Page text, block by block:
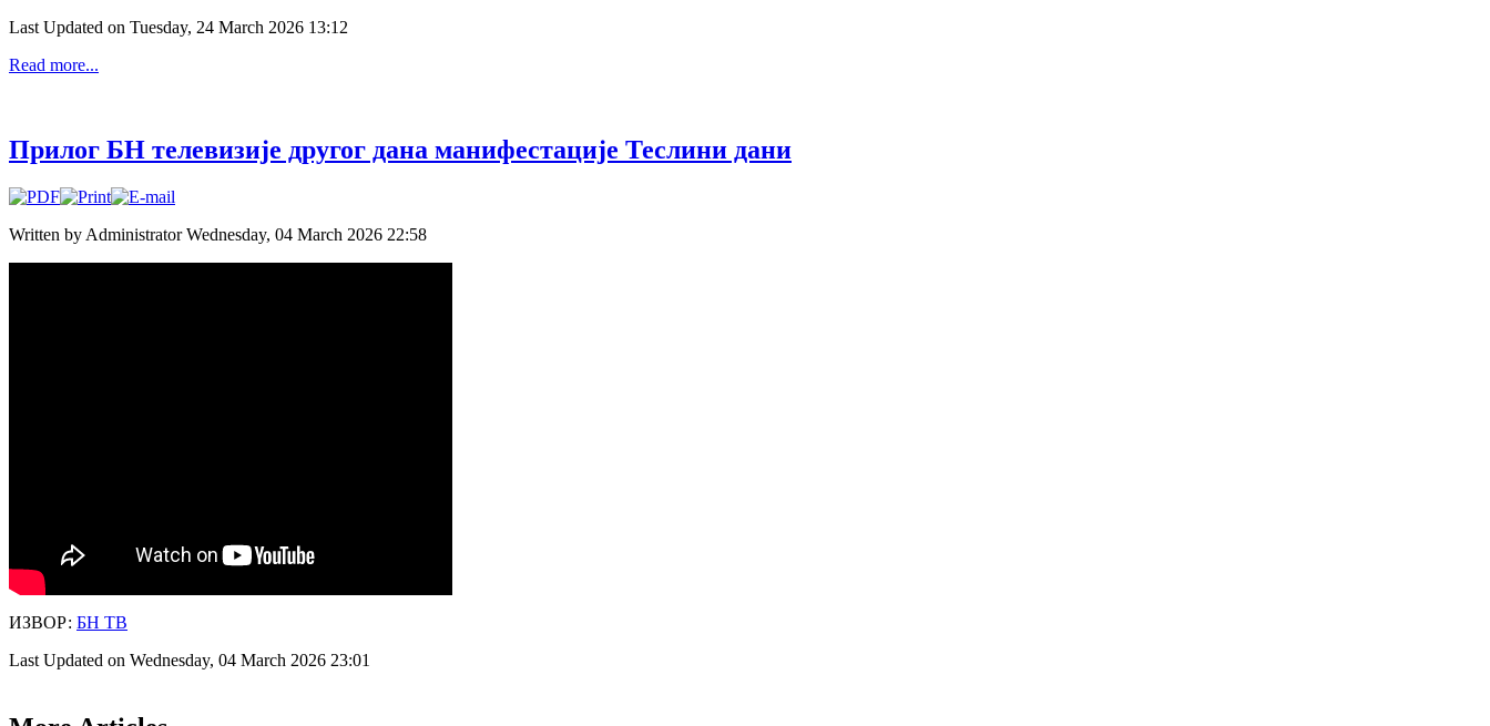
Last Updated on Tuesday, 24 March 2026 13:12
Read more...
Прилог БН телевизије другог дана манифестације Теслини дани
Written by AdministratorWednesday, 04 March 2026 22:58
ИЗВОР: БН ТВ
Last Updated on Wednesday, 04 March 2026 23:01